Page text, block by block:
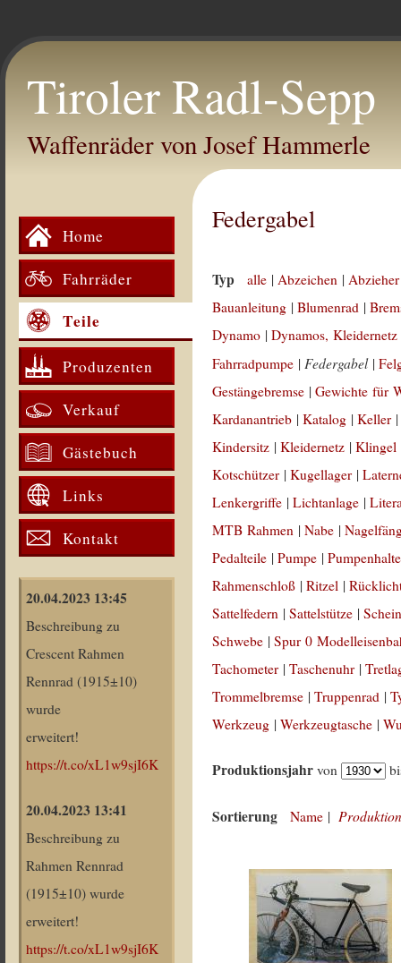
Tiroler Radl-Sepp
Waffenräder von Josef Hammerle
Home
Fahrräder
Teile
Produzenten
Verkauf
Gästebuch
Links
Kontakt
20.04.2023 13:45
Beschreibung zu
Crescent Rahmen
Rennrad (1915±10)
wurde
erweitert!
https://t.co/xL1w9sjI6K
20.04.2023 13:41
Beschreibung zu
Rahmen Rennrad
(1915±10) wurde
erweitert!
https://t.co/xL1w9sjI6K
Federgabel
Typ alle |Abzeichen |
Bauanleitung |Blumenrad |
Dynamo |Dynamos, Kleidernetz
Fahrradpumpe |Federgabel|
Gestängebremse |Gewichte für
Kardanantrieb |Katalog |Keller
Kindersitz |Kleidernetz |Klingel
Kotschützer |Kugellager |
Lenkergriffe |Lichtanlage |
MTB Rahmen |Nabe |
Pedalteile |Pumpe |
Rahmenschloß |Ritzel |
Sattelfedern |Sattelstütze |
Schwebe |Spur 0
Tachometer |Taschenuhr |
Trommelbremse |Truppenrad |
Werkzeug |Werkzeugtasche |
Produktionsjahr von
Sortierung Name |